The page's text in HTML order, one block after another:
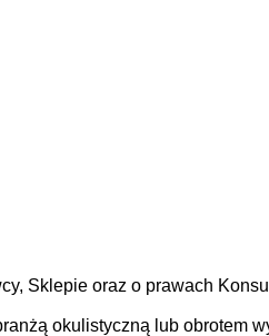
Sklepie oraz o prawach
okulistyczną lub obrotem